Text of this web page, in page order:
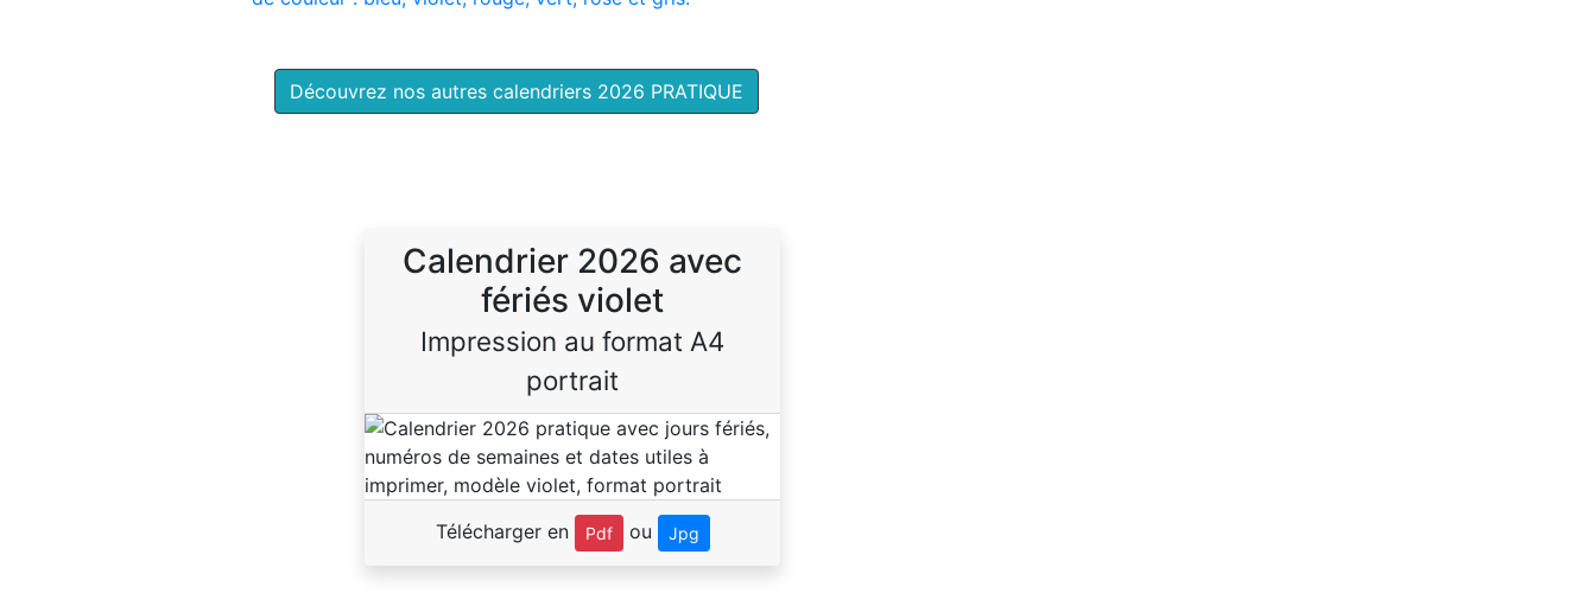
Découvrez nos autres calendriers 2026 PRATIQUE
Calendrier 2026 avec
fériés violet
Impression au format A4
portrait
Télécharger en Pdf ou Jpg